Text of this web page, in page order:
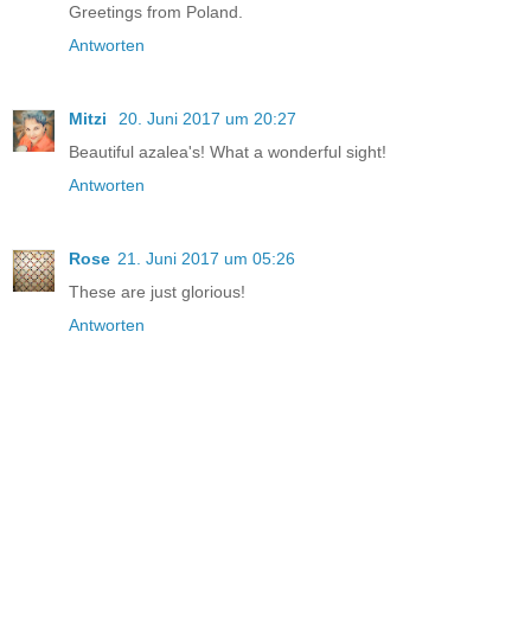
Greetings from Poland.
Antworten
Mitzi
20. Juni 2017 um 20:27
Beautiful azalea's! What a wonderful sight!
Antworten
Rose 21. Juni 2017 um 05:26
These are just glorious!
Antworten